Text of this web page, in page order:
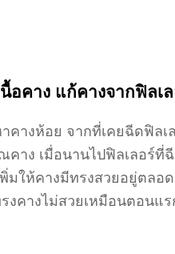
อคาง แก้คางจากฟิลเ
คางห้อย จากที่เคยฉีดฟิล
าง เมื่อนานไปฟิลเลอร์ที่
มให้คางมีทรงสวยอยู่ตลอ
คางไม่สวยเหมือนตอนแร